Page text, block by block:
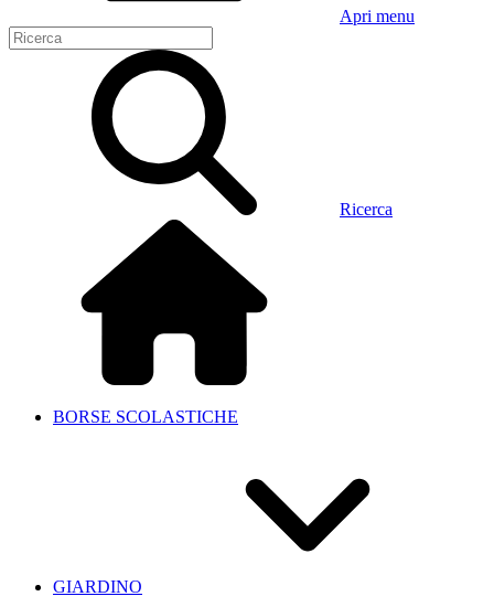
Apri menu
Ricerca
BORSE SCOLASTICHE
GIARDINO